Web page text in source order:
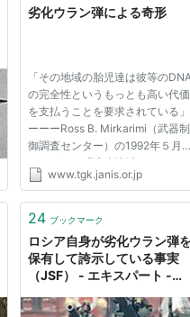
劣化ウラン弾による奇形
「その地域の胎児達は彼等の
の完全性というもっとも高い代価
を支払うことを要求されている」
ーーーRoss B. Mirkarimi（武器制
御調査センター）の1992年５月
のレポート「湾岸地域とくにイラ
クでの環境と人間の健康への衝
恐ろしい出生奇形の写真を受け取
し...
www.tgk.janis.or.jp
24 ブックマーク
ロシア自身が劣化ウラン弾
保有して誇示している事実
（JSF） - エキスパート -